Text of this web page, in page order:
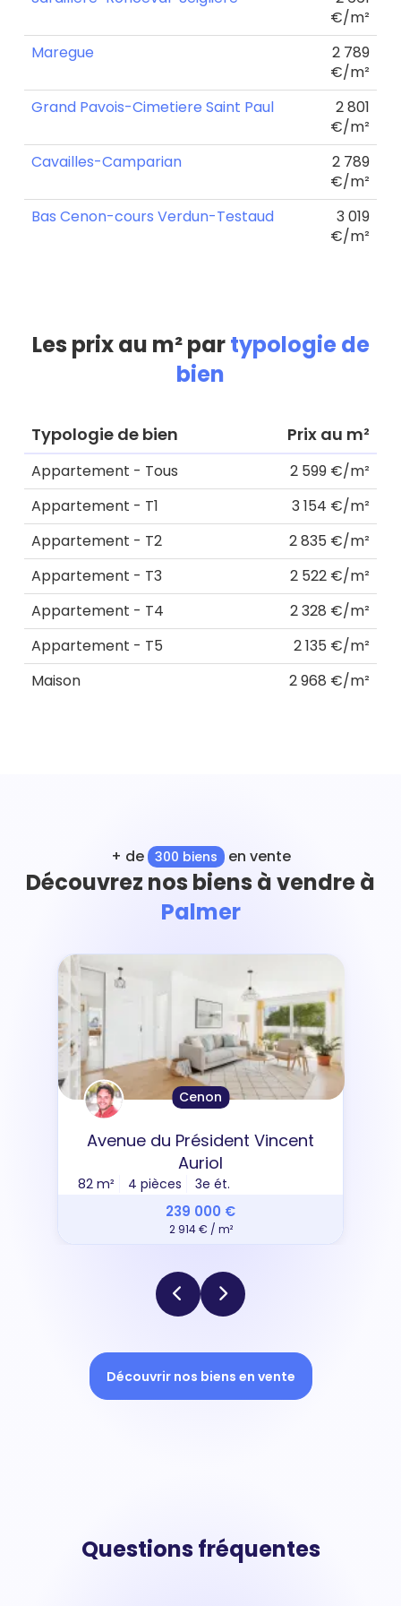
€/m²
Maregue
2 789
€/m²
Grand Pavois-Cimetiere Saint Paul
2 801
€/m²
Cavailles-Camparian
2 789
€/m²
Bas Cenon-cours Verdun-Testaud
3 019
€/m²
Les prix au m² partypologie de
bien
Typologie de bien Prix au m²
Appartement - Tous
2 599 €/m²
Appartement - T1
3 154 €/m²
Appartement - T2
2 835 €/m²
Appartement - T3
2 522 €/m²
Appartement - T4
2 328 €/m²
Appartement - T5
2 135 €/m²
Maison
2 968 €/m²
+ de 300 biens en vente
Découvrez nos biens à vendre à
Palmer
Cenon
Avenue du Président Vincent
Auriol
82 m² 4 pièces 3e ét.
239 000 €
2 914 € / m²
Découvrir nos biens en vente
Questions fréquentes